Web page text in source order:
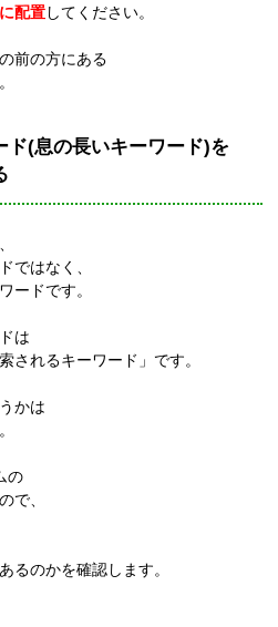
配置してください。
前の方にある
ド(息の長いキーワード)を
ではなく、
ードです。
は
されるキーワード」です。
かは
の
で、
るのかを確認します。